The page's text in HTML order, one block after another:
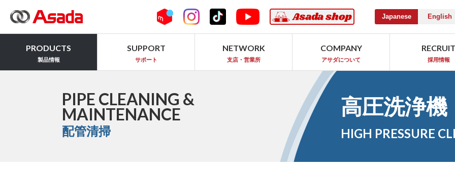
Japanese English
PRODUCTS
製品情報
SUPPORT
サポート
NETWORK
支店・営業所
COMPANY
アサダについて 採用情報
PIPE CLEANING &
MAINTENANCE
配管清掃
高圧洗浄機
HIGH PRESSURE